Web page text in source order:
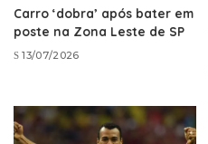
Carro ‘dobra’ após bater em
poste na Zona Leste de SP
13/07/2026